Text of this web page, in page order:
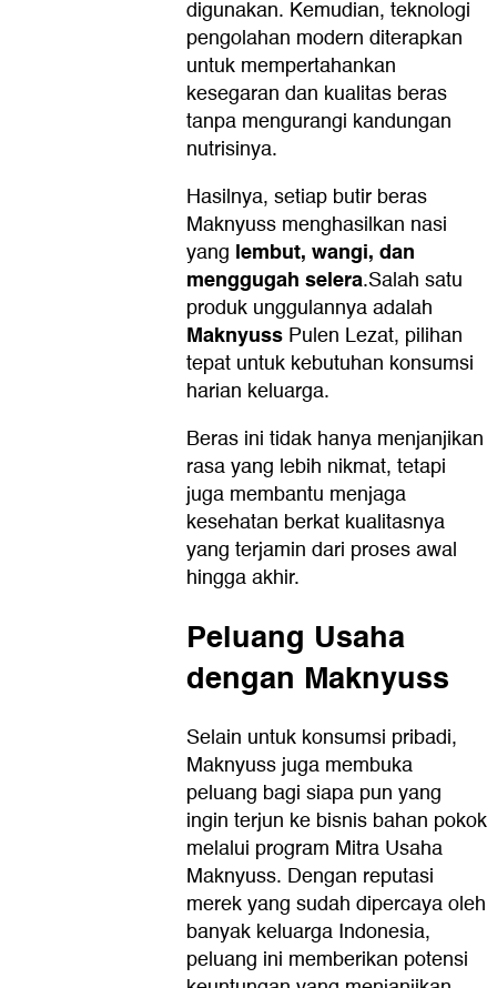
digunakan. Kemudian, teknologi
pengolahan modern diterapkan
untuk mempertahankan
kesegaran dan kualitas beras
tanpa mengurangi kandungan
nutrisinya.
Hasilnya, setiap butir beras
Maknyuss menghasilkan nasi
yang lembut, wangi, dan
menggugah selera.Salah satu
produk unggulannya adalah
Maknyuss Pulen Lezat, pilihan
tepat untuk kebutuhan konsumsi
harian keluarga.
Beras ini tidak hanya menjanjikan
rasa yang lebih nikmat, tetapi
juga membantu menjaga
kesehatan berkat kualitasnya
yang terjamin dari proses awal
hingga akhir.
Peluang Usaha
dengan Maknyuss
Selain untuk konsumsi pribadi,
Maknyuss juga membuka
peluang bagi siapa pun yang
ingin terjun ke bisnis bahan pokok
melalui program Mitra Usaha
Maknyuss. Dengan reputasi
merek yang sudah dipercaya oleh
banyak keluarga Indonesia,
peluang ini memberikan potensi